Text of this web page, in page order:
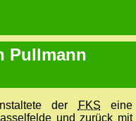
Pullmann
der FKS eine
und zurück mit